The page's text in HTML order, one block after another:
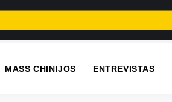
MASS CHINIJOS ENTREVISTAS